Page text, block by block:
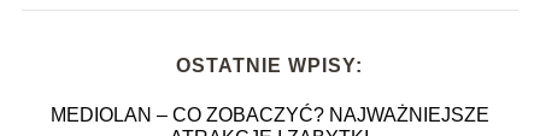
OSTATNIE WPISY:
MEDIOLAN – CO ZOBACZYĆ? NAJWAŻNIEJSZE